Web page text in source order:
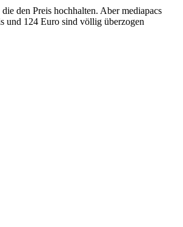
den Preis hochhalten. Aber mediapacs
und 124 Euro sind völlig überzogen